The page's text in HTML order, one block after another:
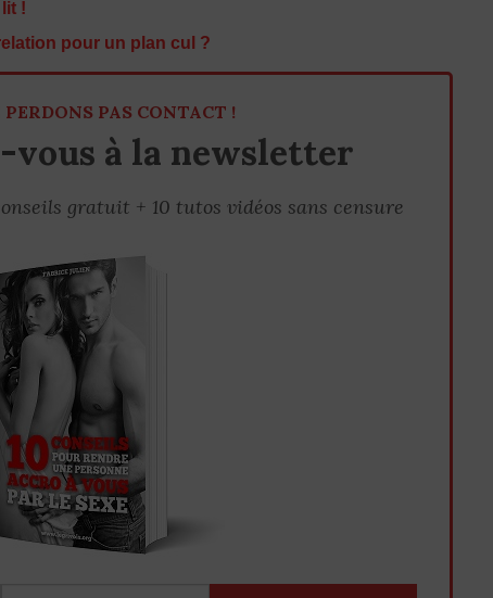
!
pour un plan cul ?
PERDONS PAS CONTACT !
vous à la newsletter
gratuit + 10 tutos vidéos sans censure